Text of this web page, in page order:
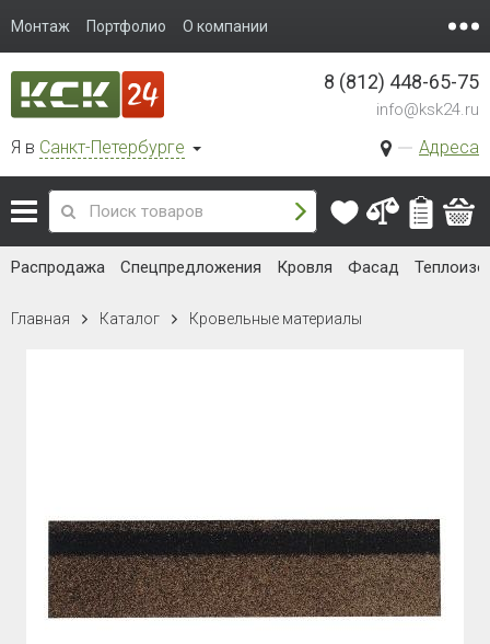
Монтаж Портфолио О компании
Я в Санкт-Петербурге Адреса
8 (812) 448-65-75
info@ksk24.ru
Распродажа Спецпредложения Кровля Фасад
Главная Каталог Кровельные материалы